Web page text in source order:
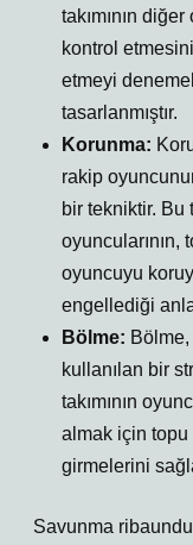
takımının
kontrol
etmeyi
tasarlanmıştır.
Korunma:
rakip
bir tekniktir. Bu
oyuncularının,
oyuncuyu
engellediği
Bölme:
kullanılan bir
takımının
almak için topu
girmelerini
Savunma ribaundu